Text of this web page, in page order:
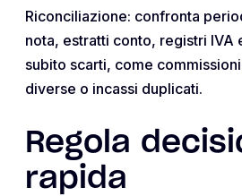
Riconciliazione: confronta
nota, estratti conto, registri IVA
subito scarti, come
diverse o incassi duplicati.
Regola
rapida